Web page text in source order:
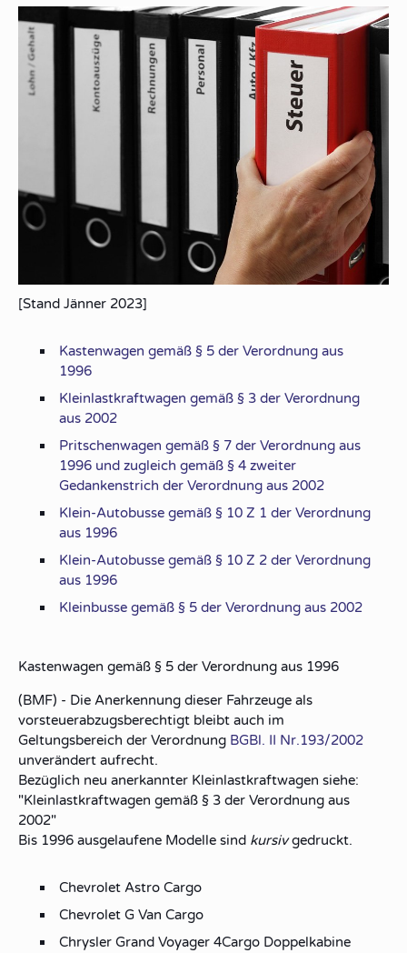
[Stand Jänner 2023]
Kastenwagen gemäß § 5 der Verordnung aus
1996
Kleinlastkraftwagen gemäß § 3 der Verordnung
aus 2002
Pritschenwagen gemäß § 7 der Verordnung aus
1996 und zugleich gemäß § 4 zweiter
Gedankenstrich der Verordnung aus 2002
Klein-Autobusse gemäß § 10 Z 1 der Verordnung
aus 1996
Klein-Autobusse gemäß § 10 Z 2 der Verordnung
aus 1996
Kleinbusse gemäß § 5 der Verordnung aus 2002
Kastenwagen gemäß § 5 der Verordnung aus 1996
(BMF) - Die Anerkennung dieser Fahrzeuge als
vorsteuerabzugsberechtigt bleibt auch im
Geltungsbereich der Verordnung BGBl. II Nr.193/2002
unverändert aufrecht.
Bezüglich neu anerkannter Kleinlastkraftwagen siehe:
"Kleinlastkraftwagen gemäß § 3 der Verordnung aus
2002"
Bis 1996 ausgelaufene Modelle sind kursivgedruckt.
Chevrolet Astro Cargo
Chevrolet G Van Cargo
Chrysler Grand Voyager 4Cargo Doppelkabine